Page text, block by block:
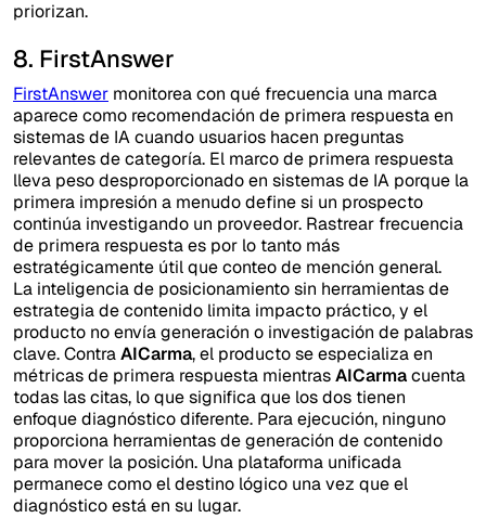
priorizan.
8. FirstAnswer
FirstAnswer monitorea con qué frecuencia una marca
aparece como recomendación de primera respuesta en
sistemas de IA cuando usuarios hacen preguntas
relevantes de categoría. El marco de primera respuesta
lleva peso desproporcionado en sistemas de IA porque la
primera impresión a menudo define si un prospecto
continúa investigando un proveedor. Rastrear frecuencia
de primera respuesta es por lo tanto más
estratégicamente útil que conteo de mención general.
La inteligencia de posicionamiento sin herramientas de
estrategia de contenido limita impacto práctico, y el
producto no envía generación o investigación de palabras
clave. ContraAICarma, el producto se especializa en
métricas de primera respuesta mientrasAICarmacuenta
todas las citas, lo que significa que los dos tienen
enfoque diagnóstico diferente. Para ejecución, ninguno
proporciona herramientas de generación de contenido
para mover la posición. Una plataforma unificada
permanece como el destino lógico una vez que el
diagnóstico está en su lugar.